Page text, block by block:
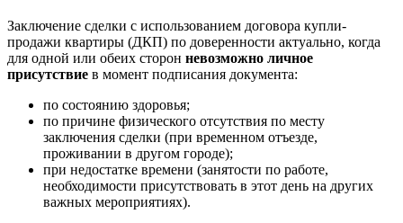
Заключение сделки с использованием договора купли-
продажи квартиры (ДКП) по доверенности актуально, когда
для одной или обеих сторон невозможно личное
присутствие в момент подписания документа:
по состоянию здоровья;
по причине физического отсутствия по месту
заключения сделки (при временном отъезде,
проживании в другом городе);
при недостатке времени (занятости по работе,
необходимости присутствовать в этот день на других
важных мероприятиях).